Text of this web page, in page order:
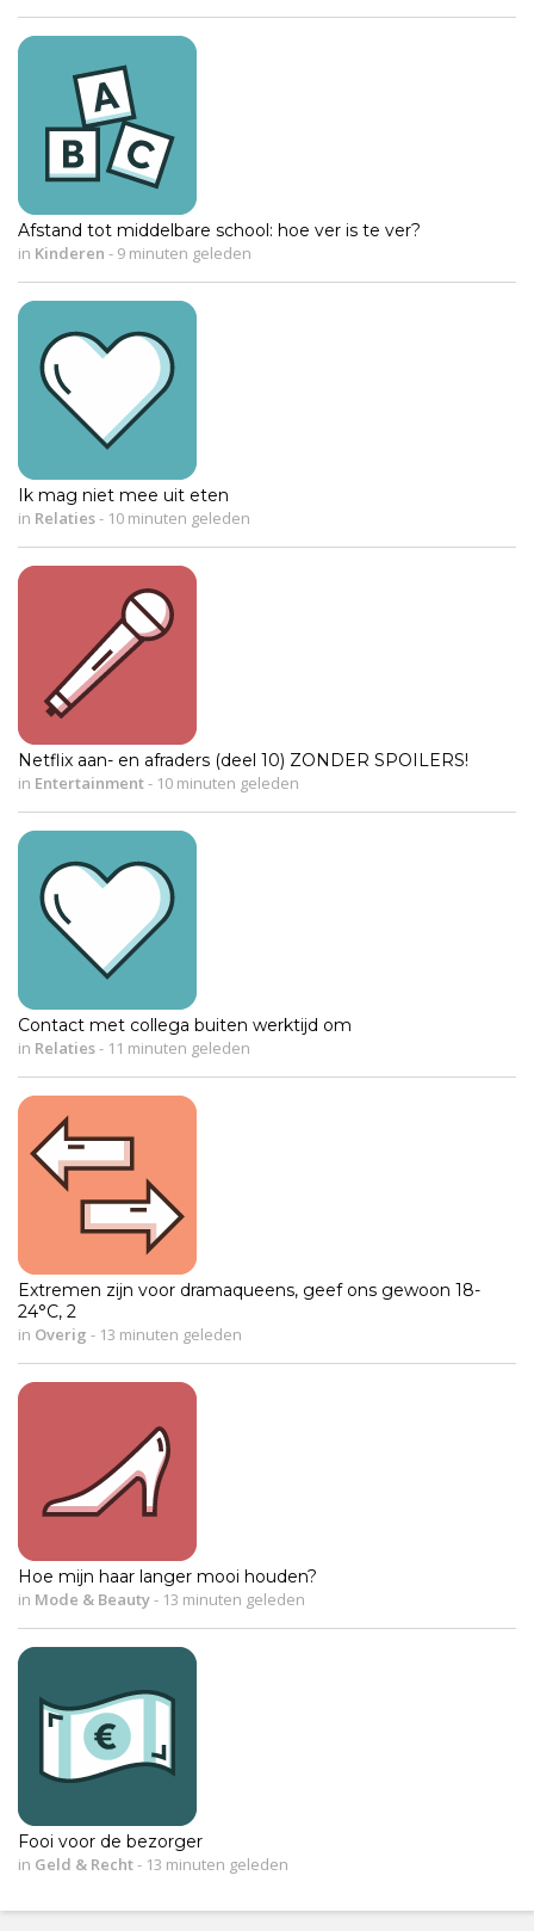
Afstand tot middelbare school: hoe ver is te ver?
in Kinderen - 9 minuten geleden
Ik mag niet mee uit eten
in Relaties- 10 minuten geleden
Netflix aan- en afraders (deel 10) ZONDER SPOILERS!
in Entertainment- 10 minuten geleden
Contact met collega buiten werktijd om
in Relaties- 11 minuten geleden
Extremen zijn voor dramaqueens, geef ons gewoon 18-
24°C, 2
in Overig - 13 minuten geleden
Hoe mijn haar langer mooi houden?
in Mode & Beauty- 13 minuten geleden
Fooi voor de bezorger
in Geld & Recht- 13 minuten geleden